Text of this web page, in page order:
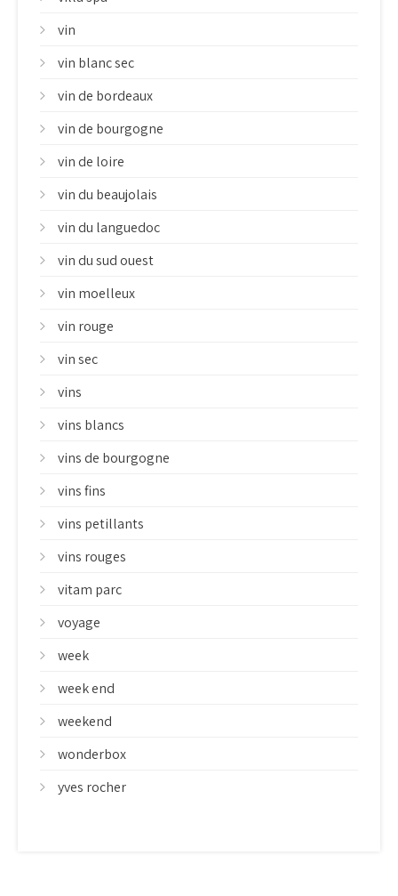
vin
vin blanc sec
vin de bordeaux
vin de bourgogne
vin de loire
vin du beaujolais
vin du languedoc
vin du sud ouest
vin moelleux
vin rouge
vin sec
vins
vins blancs
vins de bourgogne
vins fins
vins petillants
vins rouges
vitam parc
voyage
week
week end
weekend
wonderbox
yves rocher